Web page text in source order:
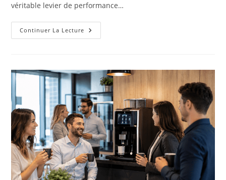
véritable levier de performance…
Continuer La Lecture